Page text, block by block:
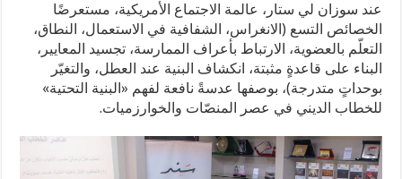
عند سوزان لي ستار، عالمة الاجتماع الأمريكية، مستعرضًا
الخصائص التسع (الانغراس، الشفافية في الاستعمال، النطاق،
التعلّم بالعضوية، الارتباط بأعراف الممارسة، تجسيد المعايير،
البناء على قاعدةٍ مثبتة، انكشاف البنية عند العطل، والتغيّر
بوحداتٍ متدرجة)، بوصفها عدسةً نافعة لفهم «البنية التحتية»
للخطاب الديني في عصر المنصّات والخوارزميات.